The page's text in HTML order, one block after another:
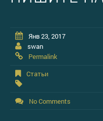
Янв 23, 2017
swan
Permalink
Статьи
No Comments